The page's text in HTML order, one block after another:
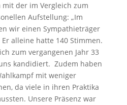
der im Vergleich zum
Aufstellung: „Im
wir einen Sympathieträger
alleine hatte 140 Stimmen.
zum vergangenen Jahr 33
kandidiert. Zudem haben
mit weniger
da viele in ihren Praktika
Unsere Präsenz war